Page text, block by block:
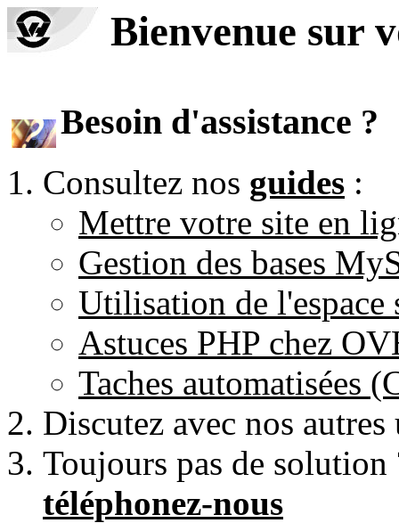
Bienvenue sur
Besoin d'assistance ?
Consultez nos guides :
Mettre votre site en
Gestion des bases
Utilisation de l'espace
Astuces PHP chez
Taches automatisées
Discutez avec nos
Toujours pas de
téléphonez-nous